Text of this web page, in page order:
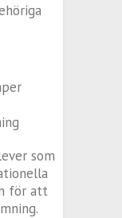
som
för att